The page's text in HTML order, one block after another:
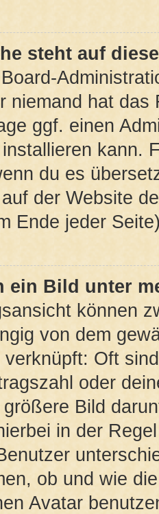
steht auf
niemand hat
ggf. einen
kann.
du es
der Website
Ende jeder
ein Bild unter
können
von dem
verknüpft: Oft
oder
Bild
in der
ob und wie
Avatar